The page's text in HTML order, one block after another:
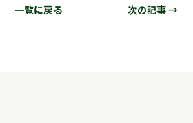
一覧に戻る 次の記事 →